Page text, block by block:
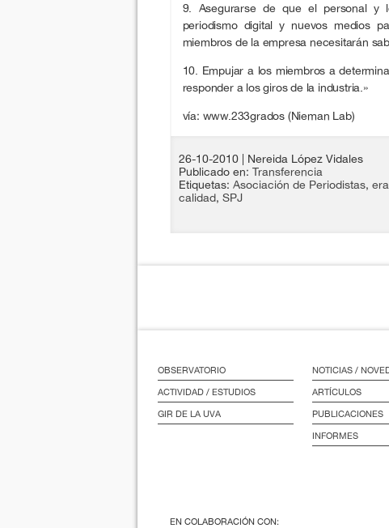
9. Asegurarse de que el personal y
periodismo digital y nuevos medios
miembros de la empresa necesitarán
10. Empujar a los miembros a
responder a los giros de la industria.»
vía: www.233grados (Nieman Lab)
26-10-2010
| Nereida López Vidales
Publicado en: Transferencia
Etiquetas: Asociación de Periodistas,
calidad, SPJ
OBSERVATORIO
ACTIVIDAD / ESTUDIOS
GIR DE LA UVA
NOTICIAS /
ARTÍCULOS
PUBLICACIONES
INFORMES
EN COLABORACIÓN CON: